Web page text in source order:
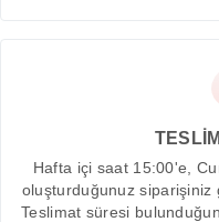
Hafta içi saat 15:00'e,
oluşturduğunuz siparişiniz
Teslimat süresi